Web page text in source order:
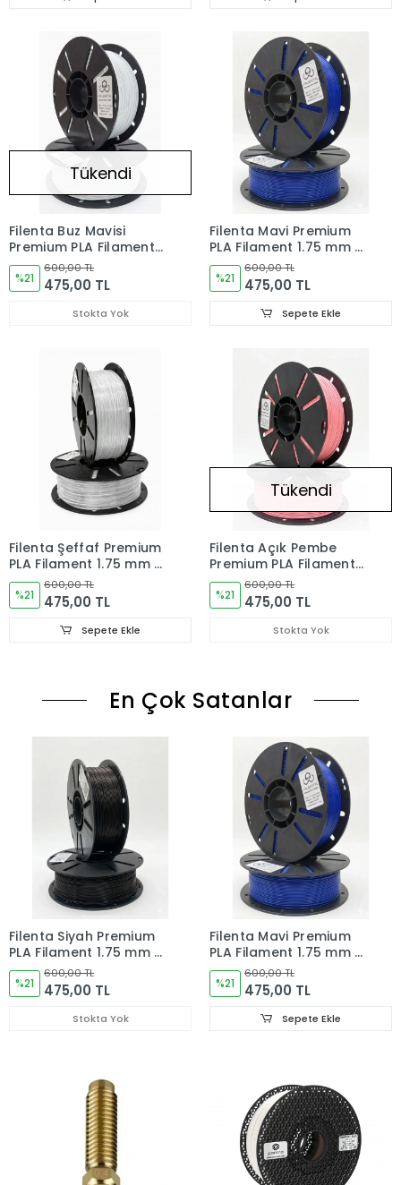
Tükendi
Filenta Buz Mavisi
Premium PLA Filament
1.75 mm – 1 kg
%21
600,00 TL
475,00 TL
Stokta Yok
Filenta Mavi Premium
PLA Filament 1.75 mm –
1 kg
%21
600,00 TL
475,00 TL
Sepete Ekle
Filenta Şeffaf Premium
PLA Filament 1.75 mm –
1 kg
%21
600,00 TL
475,00 TL
Sepete Ekle
Tükendi
Filenta Açık Pembe
Premium PLA Filament
1.75 mm – 1 kg
%21
600,00 TL
475,00 TL
Stokta Yok
En Çok Satanlar
Filenta Siyah Premium
PLA Filament 1.75 mm –
1 kg
%21
600,00 TL
475,00 TL
Stokta Yok
Filenta Mavi Premium
PLA Filament 1.75 mm –
1 kg
%21
600,00 TL
475,00 TL
Sepete Ekle